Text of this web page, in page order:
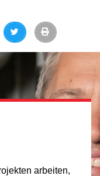
arbeiten,